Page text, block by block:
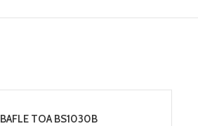
BAFLE TOA BS1030B